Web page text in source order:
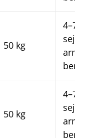
50 kg
4–7
sejak
50 kg
4–7
sejak